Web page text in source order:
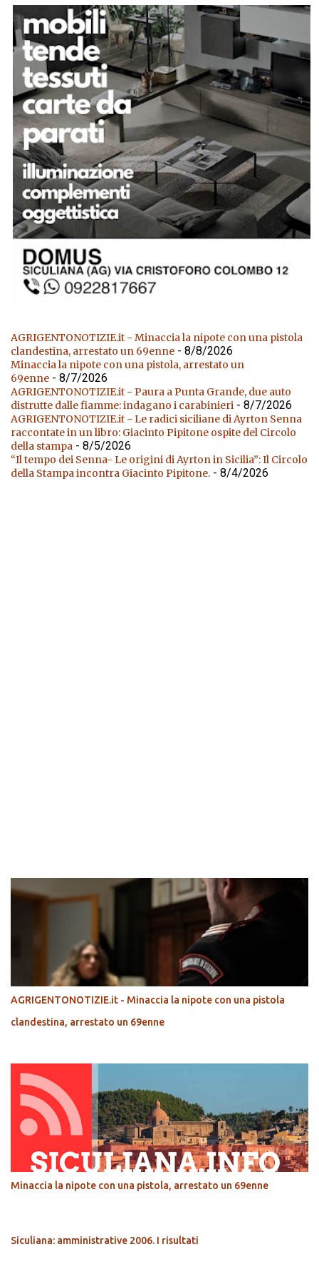
AGRIGENTONOTIZIE.it - Minaccia la nipote con una pistola
clandestina, arrestato un 69enne - 8/8/2026
Minaccia la nipote con una pistola, arrestato un
69enne - 8/7/2026
AGRIGENTONOTIZIE.it - Paura a Punta Grande, due auto
distrutte dalle fiamme: indagano i carabinieri - 8/7/2026
AGRIGENTONOTIZIE.it - Le radici siciliane di Ayrton Senna
raccontate in un libro: Giacinto Pipitone ospite del Circolo
della stampa - 8/5/2026
“Il tempo dei Senna- Le origini di Ayrton in Sicilia”: Il Circolo
della Stampa incontra Giacinto Pipitone. - 8/4/2026
AGRIGENTONOTIZIE.it - Minaccia la nipote con una pistola
clandestina, arrestato un 69enne
Minaccia la nipote con una pistola, arrestato un 69enne
Siculiana: amministrative 2006. I risultati